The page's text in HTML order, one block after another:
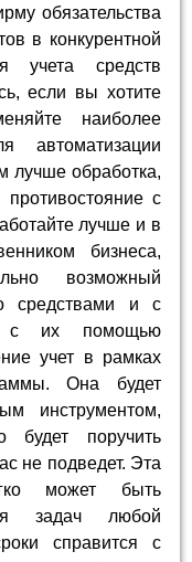
обязательства
в конкурентной
учета средств
если вы хотите
наиболее
автоматизации
лучше обработка,
с
лучше и в
бизнеса,
возможный
средствами и с
с их помощью
учет в рамках
Она будет
инструментом,
будет поручить
не подведет. Эта
может быть
задач любой
справится с